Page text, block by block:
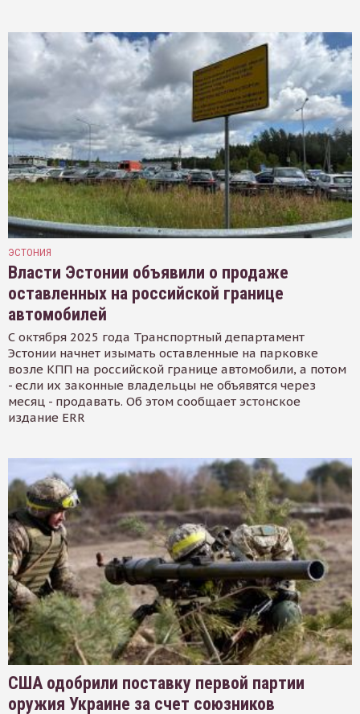
ЭСТОНИЯ
Власти Эстонии объявили о продаже
оставленных на российской границе
автомобилей
С октября 2025 года Транспортный департамент
Эстонии начнет изымать оставленные на парковке
возле КПП на российской границе автомобили, а потом
- если их законные владельцы не объявятся через
месяц - продавать. Об этом сообщает эстонское
издание ERR
США одобрили поставку первой партии
оружия Украине за счет союзников